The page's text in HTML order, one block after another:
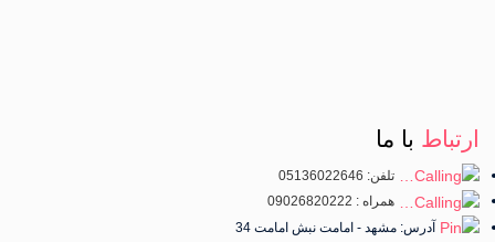
ارتباط با ما
تلفن: 05136022646
همراه : 09026820222
آدرس: مشهد - امامت نبش امامت 34